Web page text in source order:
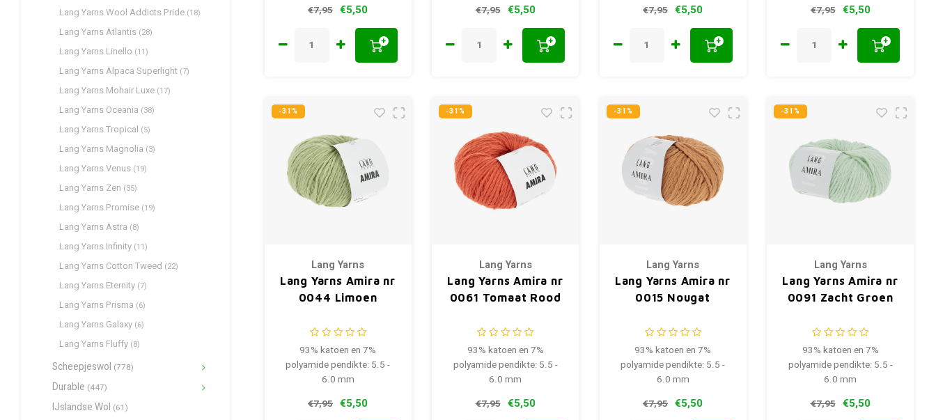
Lang Yarns Wool Addicts Pride (18)
Lang Yarns Atlantis (28)
Lang Yarns Linello (11)
Lang Yarns Alpaca Superlight (7)
Lang Yarns Mohair Luxe (17)
Lang Yarns Oceania (38)
Lang Yarns Tropical (5)
Lang Yarns Magnolia (3)
Lang Yarns Venus (19)
Lang Yarns Zen (35)
Lang Yarns Promise (19)
Lang Yarns Astra (8)
Lang Yarns Infinity (11)
Lang Yarns Cotton Tweed (22)
Lang Yarns Eternity (7)
Lang Yarns Prisma (6)
Lang Yarns Galaxy (6)
Lang Yarns Fluffy (8)
Scheepjeswol (778)
Durable (447)
IJslandse Wol (61)
€7,95 €5,50
+
€7,95 €5,50
+
€7,95 €5,50
+
€7,95 €5,50
+
-31%
Lang Yarns
Lang Yarns Amira nr
0044 Limoen
93% katoen en 7%
polyamide pendikte: 5.5 -
6.0 mm
€7,95 €5,50
-31%
Lang Yarns
Lang Yarns Amira nr
0061 Tomaat Rood
93% katoen en 7%
polyamide pendikte: 5.5 -
6.0 mm
€7,95 €5,50
-31%
Lang Yarns
Lang Yarns Amira nr
0015 Nougat
93% katoen en 7%
polyamide pendikte: 5.5 -
6.0 mm
€7,95 €5,50
-31%
Lang Yarns
Lang Yarns Amira nr
0091 Zacht Groen
93% katoen en 7%
polyamide pendikte: 5.5 -
6.0 mm
€7,95 €5,50